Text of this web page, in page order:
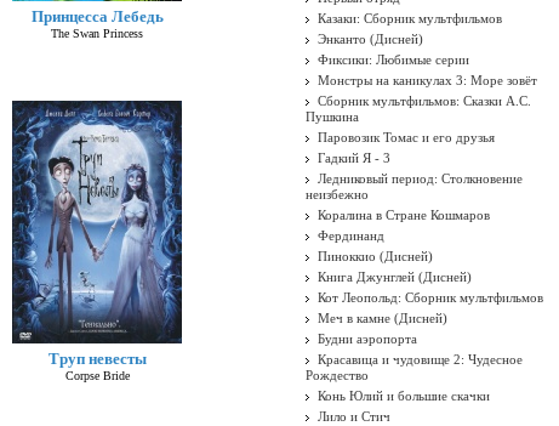
Принцесса Лебедь
The Swan Princess
Труп невесты
Corpse Bride
Казаки: Сборник мультфильмов
Энканто (Дисней)
Фиксики: Любимые серии
Монстры на каникулах 3: Море зовёт
Сборник мультфильмов: Сказки А.С.
Пушкина
Паровозик Томас и его друзья
Гадкий Я - 3
Ледниковый период: Столкновение
неизбежно
Коралина в Стране Кошмаров
Фердинанд
Пиноккио (Дисней)
Книга Джунглей (Дисней)
Кот Леопольд: Сборник мультфильмов
Меч в камне (Дисней)
Будни аэропорта
Красавица и чудовище 2: Чудесное
Рождество
Конь Юлий и большие скачки
Лило и Стич